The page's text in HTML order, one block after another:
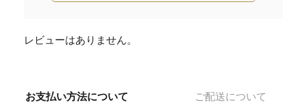
レビューはありません。
お支払い方法について ご配送について